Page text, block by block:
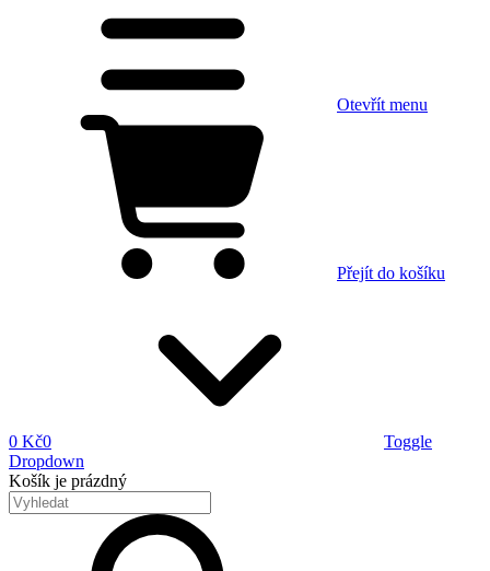
Otevřít menu
Přejít do košíku
0 Kč0
Toggle
Dropdown
Košík je prázdný